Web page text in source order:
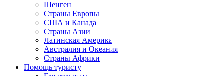
Шенген
Страны Европы
США и Канада
Страны Азии
Латинская Америка
Австралия и Океания
Страны Африки
Помощь туристу